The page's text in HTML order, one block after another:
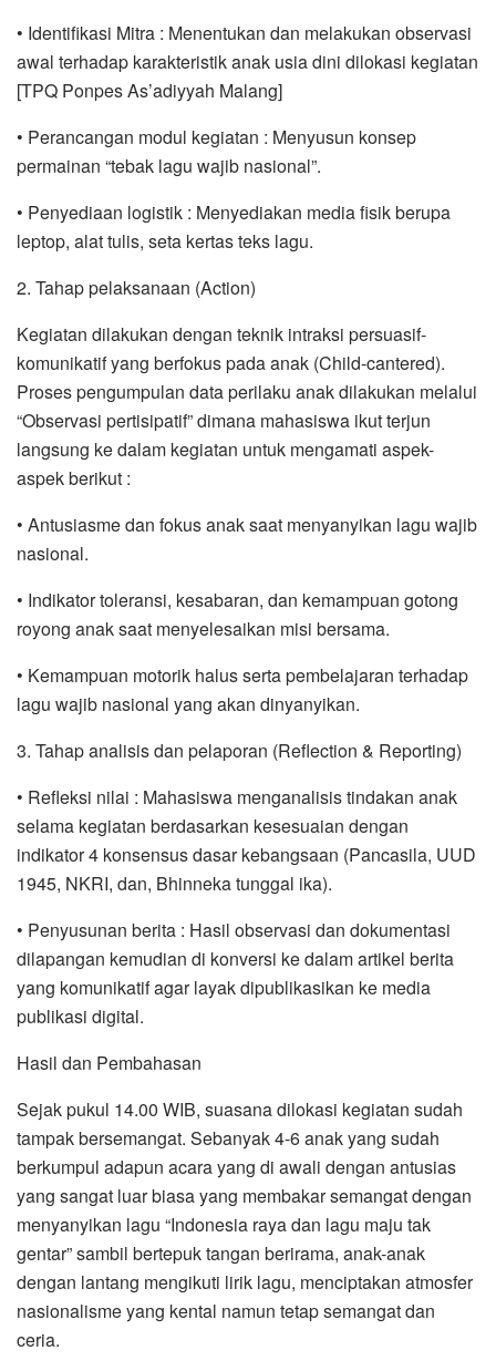
• Identifikasi Mitra : Menentukan dan melakukan observasi
awal terhadap karakteristik anak usia dini dilokasi kegiatan
[TPQ Ponpes As’adiyyah Malang]
• Perancangan modul kegiatan : Menyusun konsep
permainan “tebak lagu wajib nasional”.
• Penyediaan logistik : Menyediakan media fisik berupa
leptop, alat tulis, seta kertas teks lagu.
2. Tahap pelaksanaan (Action)
Kegiatan dilakukan dengan teknik intraksi persuasif-
komunikatif yang berfokus pada anak (Child-cantered).
Proses pengumpulan data perilaku anak dilakukan melalui
“Observasi pertisipatif” dimana mahasiswa ikut terjun
langsung ke dalam kegiatan untuk mengamati aspek-
aspek berikut :
• Antusiasme dan fokus anak saat menyanyikan lagu wajib
nasional.
• Indikator toleransi, kesabaran, dan kemampuan gotong
royong anak saat menyelesaikan misi bersama.
• Kemampuan motorik halus serta pembelajaran terhadap
lagu wajib nasional yang akan dinyanyikan.
3. Tahap analisis dan pelaporan (Reflection & Reporting)
• Refleksi nilai : Mahasiswa menganalisis tindakan anak
selama kegiatan berdasarkan kesesuaian dengan
indikator 4 konsensus dasar kebangsaan (Pancasila, UUD
1945, NKRI, dan, Bhinneka tunggal ika).
• Penyusunan berita : Hasil observasi dan dokumentasi
dilapangan kemudian di konversi ke dalam artikel berita
yang komunikatif agar layak dipublikasikan ke media
publikasi digital.
Hasil dan Pembahasan
Sejak pukul 14.00 WIB, suasana dilokasi kegiatan sudah
tampak bersemangat. Sebanyak 4-6 anak yang sudah
berkumpul adapun acara yang di awali dengan antusias
yang sangat luar biasa yang membakar semangat dengan
menyanyikan lagu “Indonesia raya dan lagu maju tak
gentar” sambil bertepuk tangan berirama, anak-anak
dengan lantang mengikuti lirik lagu, menciptakan atmosfer
nasionalisme yang kental namun tetap semangat dan
ceria.